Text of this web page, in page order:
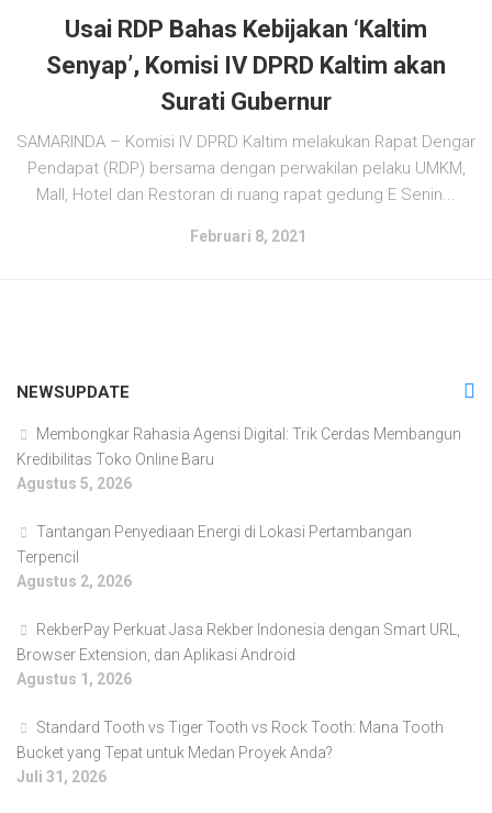
Usai RDP Bahas Kebijakan ‘Kaltim
Senyap’, Komisi IV DPRD Kaltim akan
Surati Gubernur
SAMARINDA – Komisi IV DPRD Kaltim melakukan Rapat Dengar
Pendapat (RDP) bersama dengan perwakilan pelaku UMKM,
Mall, Hotel dan Restoran di ruang rapat gedung E Senin...
Februari 8, 2021
NEWSUPDATE
Membongkar Rahasia Agensi Digital: Trik Cerdas Membangun
Kredibilitas Toko Online Baru
Agustus 5, 2026
Tantangan Penyediaan Energi di Lokasi Pertambangan
Terpencil
Agustus 2, 2026
RekberPay Perkuat Jasa Rekber Indonesia dengan Smart URL,
Browser Extension, dan Aplikasi Android
Agustus 1, 2026
Standard Tooth vs Tiger Tooth vs Rock Tooth: Mana Tooth
Bucket yang Tepat untuk Medan Proyek Anda?
Juli 31, 2026